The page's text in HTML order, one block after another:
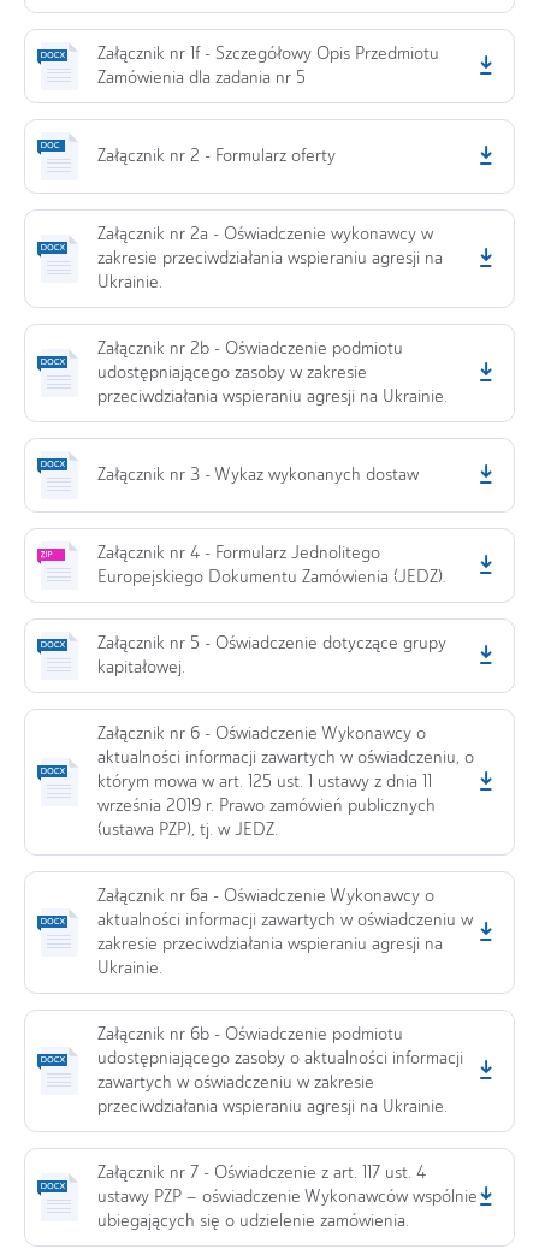
Załącznik nr 1f - Szczegółowy Opis Przedmiotu
Zamówienia dla zadania nr 5
Załącznik nr 2 - Formularz oferty
Załącznik nr 2a - Oświadczenie wykonawcy w
zakresie przeciwdziałania wspieraniu agresji na
Ukrainie.
Załącznik nr 2b - Oświadczenie podmiotu
udostępniającego zasoby w zakresie
przeciwdziałania wspieraniu agresji na Ukrainie.
Załącznik nr 3 - Wykaz wykonanych dostaw
Załącznik nr 4 - Formularz Jednolitego
Europejskiego Dokumentu Zamówienia (JEDZ).
Załącznik nr 5 - Oświadczenie dotyczące grupy
kapitałowej.
Załącznik nr 6 - Oświadczenie Wykonawcy o
aktualności informacji zawartych w oświadczeniu, o
którym mowa w art. 125 ust. 1 ustawy z dnia 11
września 2019 r. Prawo zamówień publicznych
(ustawa PZP), tj. w JEDZ.
Załącznik nr 6a - Oświadczenie Wykonawcy o
aktualności informacji zawartych w oświadczeniu w
zakresie przeciwdziałania wspieraniu agresji na
Ukrainie.
Załącznik nr 6b - Oświadczenie podmiotu
udostępniającego zasoby o aktualności informacji
zawartych w oświadczeniu w zakresie
przeciwdziałania wspieraniu agresji na Ukrainie.
Załącznik nr 7 - Oświadczenie z art. 117 ust. 4
ustawy PZP – oświadczenie Wykonawców wspólnie
ubiegających się o udzielenie zamówienia.